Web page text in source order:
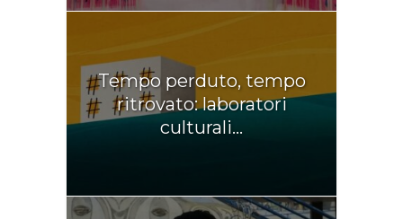
Tempo perduto, tempo
ritrovato: laboratori
culturali...